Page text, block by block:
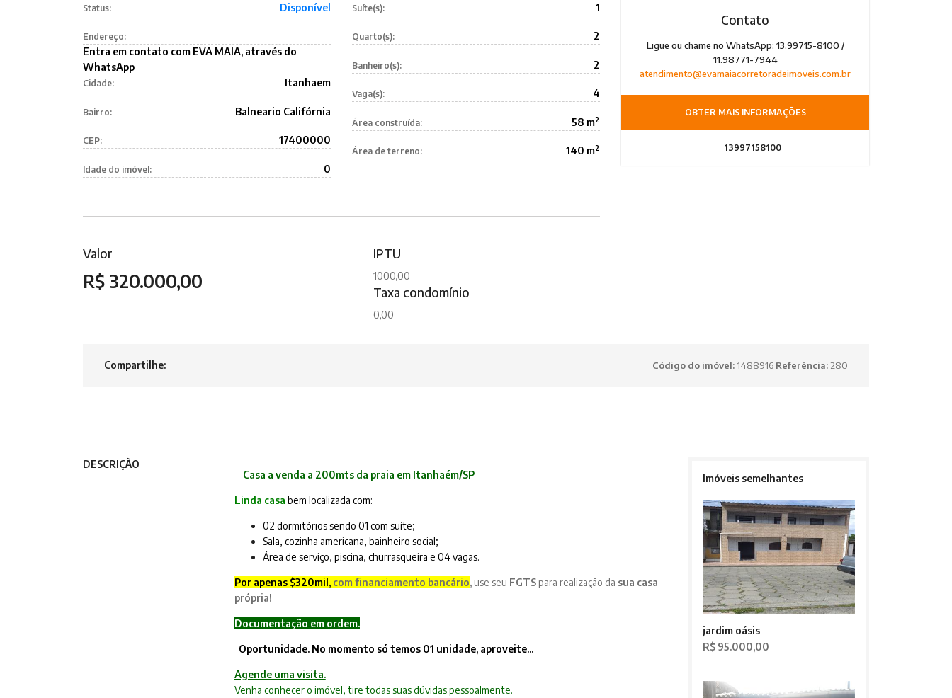
Status: Disponível
Endereço:
Entra em contato com EVA MAIA, através do
WhatsApp
Cidade: Itanhaem
Bairro: Balneario Califórnia
CEP: 17400000
Idade do imóvel: 0
Suíte(s): 1
Quarto(s): 2
Banheiro(s): 2
Vaga(s): 4
Área construída: 58 m2
Área de terreno: 140 m2
Valor
R$ 320.000,00
IPTU
1000,00
Taxa condomínio
0,00
Contato
Ligue ou chame no WhatsApp: 13.99715-8100 /
11.98771-7944
atendimento@evamaiacorretoradeimoveis.com.br
OBTER MAIS INFORMAÇÕES
13997158100
Compartilhe: Código do imóvel:1488916 Referência: 280
DESCRIÇÃO
Casa a venda a 200mts da praia em Itanhaém/SP
Linda casa bem localizada com:
02 dormitórios sendo 01 com suíte;
Sala, cozinha americana, bainheiro social;
Área de serviço, piscina, churrasqueira e 04 vagas.
Por apenas $320mil, com financiamento bancário, use seu FGTS para realização da sua casa
própria!
Documentação em ordem.
Oportunidade. No momento só temos 01 unidade, aproveite...
Agende uma visita.
Venha conhecer o imóvel, tire todas suas dúvidas pessoalmente.
Imóveis semelhantes
jardim oásis
R$ 95.000,00